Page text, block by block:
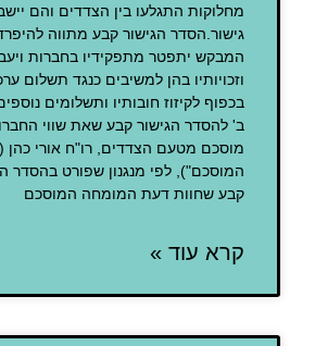
מחלוקות התגלעו בין הצדדים והם
גישור.הסדר הגישור קבע מתווה
המבקש יתפטר מתפקידיו בחברות
וזכויותיו בהן למשיבים כנגד תשלום
בכפוף לקיזוז חובותיו ותשלומים
ב' להסדר הגישור קבע שאת שווי
מוסכם מטעם הצדדים, רו"ח אורי כהן
המוסכם"), לפי מנגנון שפורט בהסדר
קבע שחוות דעת המומחה המוסכם
קרא עוד »